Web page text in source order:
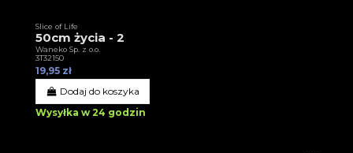
Slice of Life
50cm życia - 2
Waneko Sp. z o.o.
3T32150
19,95 zł
Dodaj do koszyka
Wysyłka w 24 godzin